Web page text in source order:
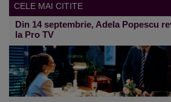
CELE MAI CITITE
Din 14 septembrie, Adela Popescu
la Pro TV